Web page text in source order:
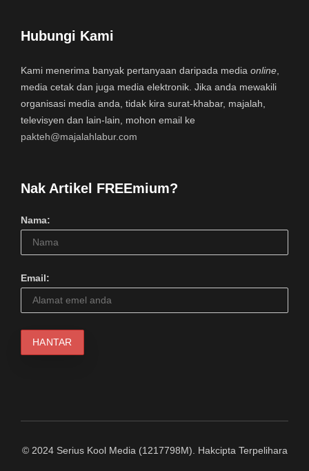
Hubungi Kami
Kami menerima banyak pertanyaan daripada media online
media cetak dan juga media elektronik. Jika anda mewakili
organisasi media anda, tidak kira surat-khabar, majalah,
televisyen dan lain-lain, mohon email ke
pakteh@majalahlabur.com
Nak Artikel FREEmium?
Nama:
Email:
© 2024 Serius Kool Media (1217798M). Hakcipta Terpelihara